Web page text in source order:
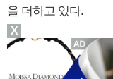
을 더하고 있다.
X